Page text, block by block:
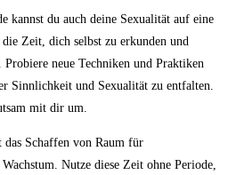
kannst du auch deine Sexualität auf eine
Zeit, dich selbst zu erkunden und
neue Techniken und Praktiken
Sinnlichkeit und Sexualität zu entfalten.
mit dir um.
Schaffen von Raum für
Nutze diese Zeit ohne Periode,